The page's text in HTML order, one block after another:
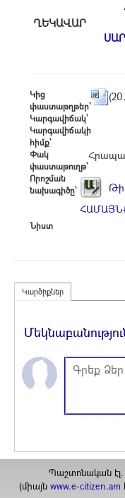
Կից
փաստաթղթեր՝
Կարգավիճակ՝
Կարգավիճակի
հիմք՝
Փակ
փաստաթուղթ՝
Որոշման
նախագիծը՝
Նիստ
Կարծիքներ
Պաշտոնական
(միայն www.e-citizen.am